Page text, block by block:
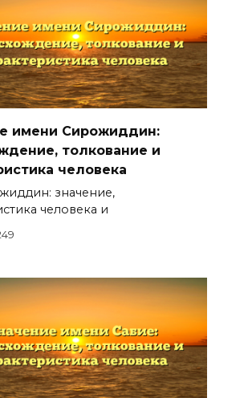
имени Сирожиддин:
толкование и
человека
значение,
человека и